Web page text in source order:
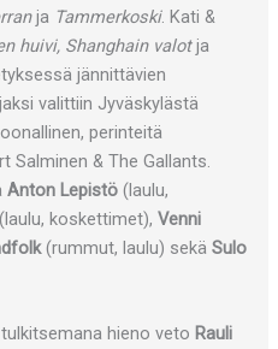
ja Tammerkoski. Kati &
huivi, Shanghain valotja
jännittävien
valittiin Jyväskylästä
perinteitä
Salminen & The Gallants.
Anton Lepistö (laulu,
koskettimet),Venni
(rummut, laulu) sekäSulo
hieno veto Rauli